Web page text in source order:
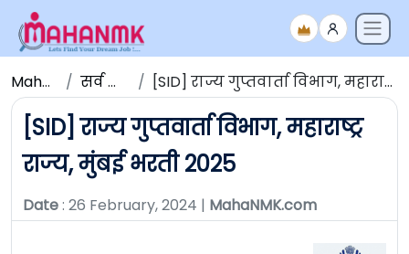
Maha NMK सर्व जाहिराती [SID] राज्य गुप्तवार्ता विभाग, महाराष्ट्र राज्य, मुंबई भरती 2025
[SID] राज्य गुप्तवार्ता विभाग, महाराष्ट्र
राज्य, मुंबई भरती 2025
Date: 26 February, 2024 | MahaNMK.com